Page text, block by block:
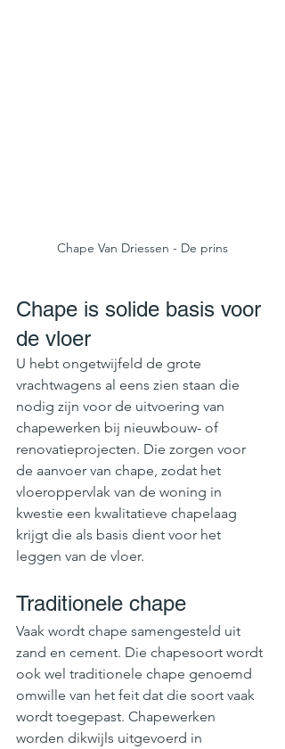
Chape Van Driessen - De prins
Chape is solide basis voor
de vloer
U hebt ongetwijfeld de grote
vrachtwagens al eens zien staan die
nodig zijn voor de uitvoering van
chapewerken bij nieuwbouw- of
renovatieprojecten. Die zorgen voor
de aanvoer van chape, zodat het
vloeroppervlak van de woning in
kwestie een kwalitatieve chapelaag
krijgt die als basis dient voor het
leggen van de vloer.
Traditionele chape
Vaak wordt chape samengesteld uit
zand en cement. Die chapesoort wordt
ook wel traditionele chape genoemd
omwille van het feit dat die soort vaak
wordt toegepast. Chapewerken
worden dikwijls uitgevoerd in